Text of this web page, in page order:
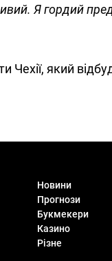
Я гордий
Чехії, який
Новини
Прогнози
Букмекери
Казино
Різне